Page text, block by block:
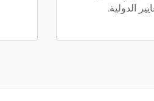
الدولية.